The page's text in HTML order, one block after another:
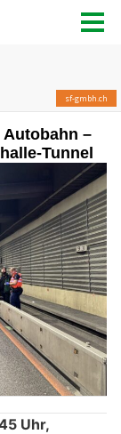
–
Tunnel
Uhr,